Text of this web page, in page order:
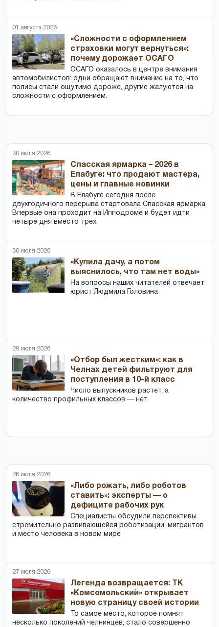
01 августа 2026
«Сложности с оформлением
страховки могут вернуться»:
почему дорожает ОСАГО
ОСАГО оказалось в центре внимания
автомобилистов: одни обращают внимание на то, что
полисы стали ощутимо дороже, другие жалуются на
сложности с оформлением.
30 июля 2026
Спасская ярмарка – 2026 в
Елабуге: что продают мастера,
цены и главные новинки
В Елабуге сегодня после
двухгодичного перерыва стартовала Спасская ярмарка.
Впервые она проходит на Ипподроме и будет идти
четыре дня вместо трех.
30 июля 2026
«Купила дачу, а потом
выяснилось, что там нет воды»
На вопросы наших читателей отвечает
юрист Людмила Головина
29 июля 2026
«Отбор был жестким»: как в
Челнах детей фильтруют для
поступления в 10-й класс
Число выпускников растет, а
количество профильных классов — нет
28 июля 2026
«Либо рожать, либо роботов
ставить»: эксперты — о
дефиците рабочих рук
Специалисты обсудили перспективы
стремительно развивающейся роботизации, мигрантов
и место человека в новом мире
27 июля 2026
Легенда возвращается: ТК
«Комсомольский» открывает
новую страницу своей истории
То самое место, которое помнят
несколько поколений челнинцев, стало совершенно